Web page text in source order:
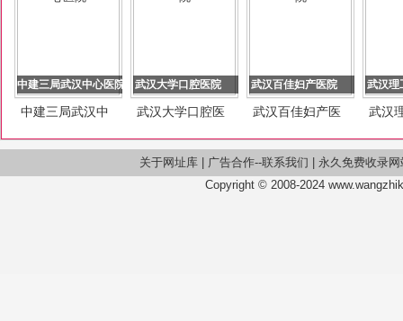
中建三局武汉中心医院
中建三局武汉中
武汉大学口腔医院
武汉大学口腔医
武汉百佳妇产医院
武汉百佳妇产医
武汉理
武汉
关于网址库| 广告合作--联系我们
永久免费收录网
Copyright © 2008-2024